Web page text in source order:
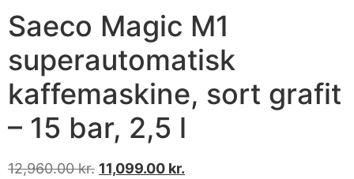
Saeco Magic M1
superautomatisk
kaffemaskine, sort grafit
– 15 bar, 2,5 l
12,960.00kr. 11,099.00 kr.